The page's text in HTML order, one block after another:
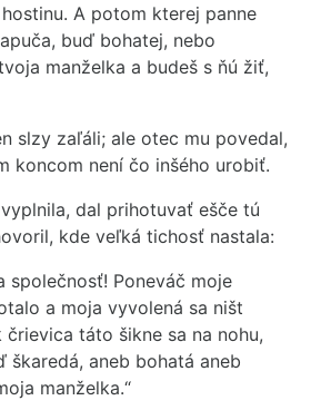
A potom kterej panne
buď bohatej, nebo
manželka a budeš s ňú žiť,
slzy zaľáli; ale otec mu povedal,
koncom není čo inšého urobiť.
dal prihotuvať ešče tú
kde veľká tichosť nastala:
společnosť! Poneváč moje
a moja vyvolená sa ništ
táto šikne sa na nohu,
škaredá, aneb bohatá aneb
manželka.“